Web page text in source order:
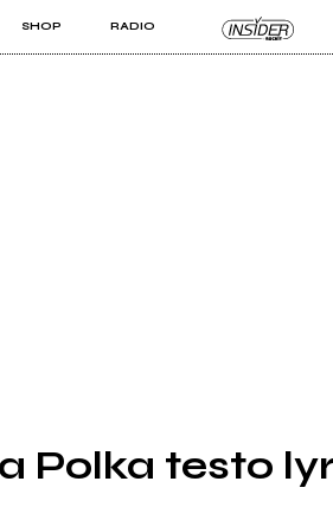
SHOP RADIO
Polka testo